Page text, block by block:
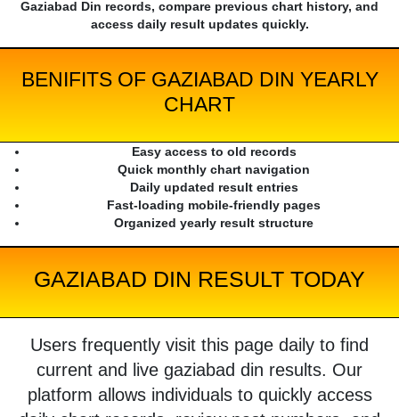
Gaziabad Din records, compare previous chart history, and
access daily result updates quickly.
BENIFITS OF GAZIABAD DIN YEARLY
CHART
Easy access to old records
Quick monthly chart navigation
Daily updated result entries
Fast-loading mobile-friendly pages
Organized yearly result structure
GAZIABAD DIN RESULT TODAY
Users frequently visit this page daily to find
current and live gaziabad din results. Our
platform allows individuals to quickly access